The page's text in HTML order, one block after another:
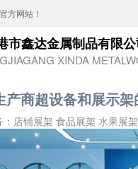
方网站！
市鑫达金属制品有限
XINDA
产商超设备和展示
：店铺展架 食品展架 水果展